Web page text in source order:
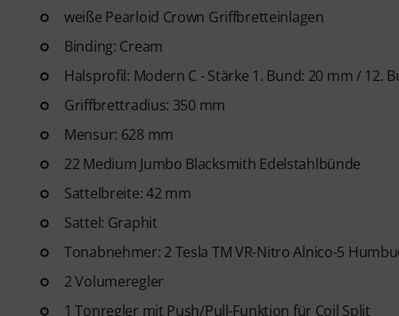
weiße Pearloid Crown Griffbretteinlagen
Binding: Cream
Halsprofil: Modern C - Stärke 1. Bund: 20 mm / 12.
Griffbrettradius: 350 mm
Mensur: 628 mm
22 Medium Jumbo Blacksmith Edelstahlbünde
Sattelbreite: 42 mm
Sattel: Graphit
Tonabnehmer: 2 Tesla TM VR-Nitro Alnico-5
2 Volumeregler
1 Tonregler mit Push/Pull-Funktion für Coil Split